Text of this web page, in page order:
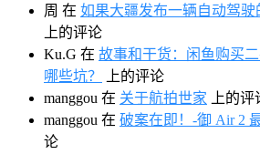
周 在 如果大疆发布一辆自动驾驶
上的评论
Ku.G 在 故事和干货：闲鱼购买
哪些坑？
上的评论
manggou 在 关于航拍世家 上的评
manggou 在 破案在即！-御 Air 2
论